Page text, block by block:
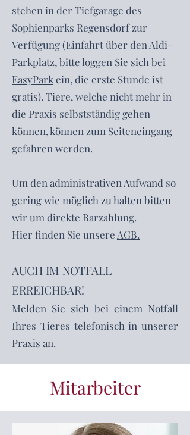
stehen in der Tiefgarage des
Sophienparks Regensdorf zur
Verfügung (Einfahrt über den Aldi-
Parkplatz, bitte loggen Sie sich bei
EasyParkein, die erste Stunde ist
gratis). Tiere, welche nicht mehr in
die Praxis selbstständig gehen
können, können zum Seiteneingang
gefahren werden.
Um den administrativen Aufwand so
gering wie möglich zu halten bitten
wir um direkte Barzahlung.
Hier finden Sie unsere AGB.
AUCH IM NOTFALL
ERREICHBAR!
Melden Sie sich bei einem Notfall
Ihres Tieres telefonisch in unserer
Praxis an.
Mitarbeiter